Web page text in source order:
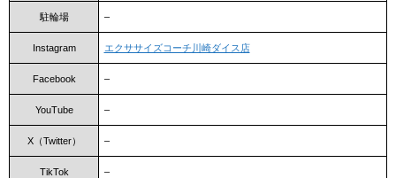
駐輪場 –
Instagram エクササイズコーチ川崎ダイス店
Facebook –
YouTube –
X（Twitter） –
TikTok –